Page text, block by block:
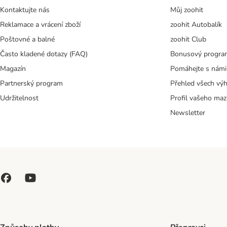
Kontaktujte nás
Reklamace a vrácení zboží
Poštovné a balné
Často kladené dotazy (FAQ)
Magazín
Partnerský program
Udržitelnost
Můj zoohit
zoohit Autobalík
zoohit Club
Bonusový
Pomáhejte s
Přehled všech
Profil vašeho
Newsletter